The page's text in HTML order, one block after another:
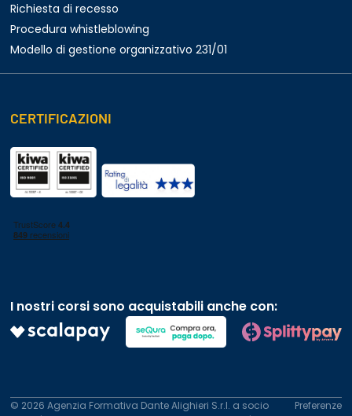
Richiesta di recesso
Procedura whistleblowing
Modello di gestione organizzativo 231/01
CERTIFICAZIONI
I nostri corsi sono acquistabili anche con:
© 2026 Agenzia Formativa Dante Alighieri S.r.l. a socio
Preferenze